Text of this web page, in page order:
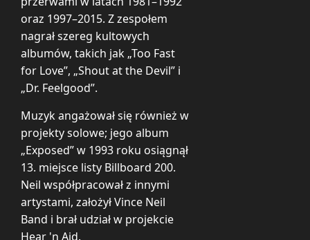
oraz 1997–2015. Z zespołem
nagrał szereg kultowych
albumów, takich jak „Too Fast
for Love”, „Shout at the Devil” i
„Dr. Feelgood”.
Muzyk angażował się również w
projekty solowe; jego album
„Exposed” w 1993 roku osiągnął
13. miejsce listy Billboard 200.
Neil współpracował z innymi
artystami, założył Vince Neil
Band i brał udział w projekcie
Hear 'n Aid.